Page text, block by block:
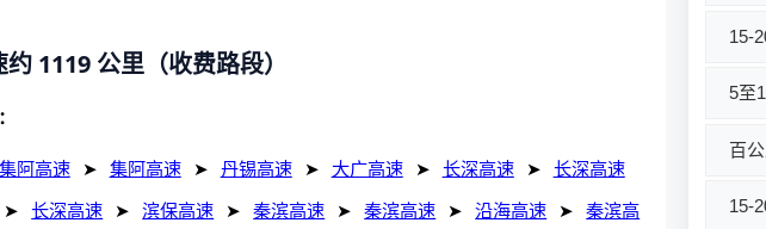
1119 公里（收费路段）
集阿高速 ➤ 集阿高速 ➤ 丹锡高速 ➤ 大广高速 ➤ 长深高速 ➤ 长深高速
➤ 长深高速 ➤ 滨保高速 ➤ 秦滨高速 ➤ 秦滨高速 ➤ 沿海高速 ➤ 秦滨高